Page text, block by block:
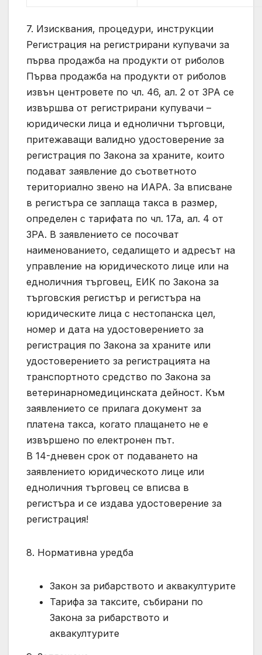
7. Изисквания, процедури, инструкции
Регистрация на регистрирани купувачи за
първа продажба на продукти от риболов
Първа продажба на продукти от риболов
извън центровете по чл. 46, ал. 2 от ЗРА се
извършва от регистрирани купувачи –
юридически лица и еднолични търговци,
притежаващи валидно удостоверение за
регистрация по Закона за храните, които
подават заявление до съответното
териториално звено на ИАРА. За вписване
в регистъра се заплаща такса в размер,
определен с тарифата по чл. 17а, ал. 4 от
ЗРА. В заявлението се посочват
наименованието, седалището и адресът на
управление на юридическото лице или на
едноличния търговец, ЕИК по Закона за
търговския регистър и регистъра на
юридическите лица с нестопанска цел,
номер и дата на удостоверението за
регистрация по Закона за храните или
удостоверението за регистрацията на
транспортното средство по Закона за
ветеринарномедицинската дейност. Към
заявлението се прилага документ за
платена такса, когато плащането не е
извършено по електронен път.
В 14-дневен срок от подаването на
заявлението юридическото лице или
едноличния търговец се вписва в
регистъра и се издава удостоверение за
регистрация!
8. Нормативна уредба
Закон за рибарството и аквакултурите
Тарифа за таксите, събирани по
Закона за рибарството и
аквакултурите